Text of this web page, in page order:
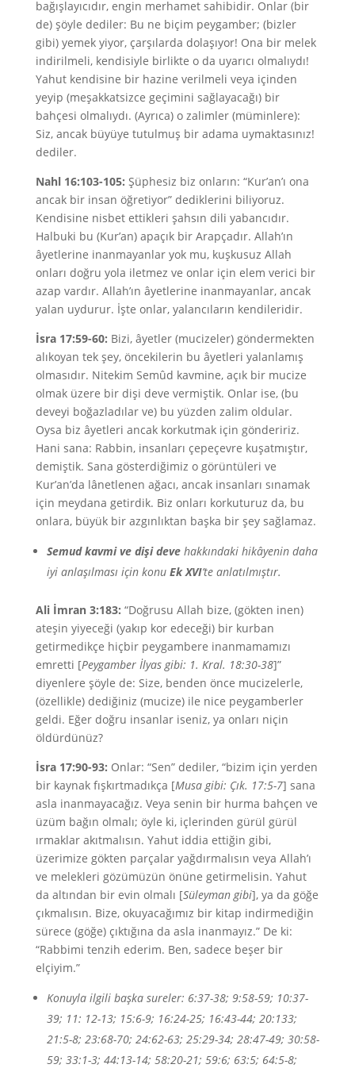
bağışlayıcıdır, engin merhamet sahibidir. Onlar (bir
de) şöyle dediler: Bu ne biçim peygamber; (bizler
gibi) yemek yiyor, çarşılarda dolaşıyor! Ona bir melek
indirilmeli, kendisiyle birlikte o da uyarıcı olmalıydı!
Yahut kendisine bir hazine verilmeli veya içinden
yeyip (meşakkatsizce geçimini sağlayacağı) bir
bahçesi olmalıydı. (Ayrıca) o zalimler (müminlere):
Siz, ancak büyüye tutulmuş bir adama uymaktasınız!
dediler.
Nahl 16:103-105: Şüphesiz biz onların: “Kur’an’ı ona
ancak bir insan öğretiyor” dediklerini biliyoruz.
Kendisine nisbet ettikleri şahsın dili yabancıdır.
Halbuki bu (Kur’an) apaçık bir Arapçadır. Allah’ın
âyetlerine inanmayanlar yok mu, kuşkusuz Allah
onları doğru yola iletmez ve onlar için elem verici bir
azap vardır. Allah’ın âyetlerine inanmayanlar, ancak
yalan uydurur. İşte onlar, yalancıların kendileridir.
İsra 17:59-60: Bizi, âyetler (mucizeler) göndermekten
alıkoyan tek şey, öncekilerin bu âyetleri yalanlamış
olmasıdır. Nitekim Semûd kavmine, açık bir mucize
olmak üzere bir dişi deve vermiştik. Onlar ise, (bu
deveyi boğazladılar ve) bu yüzden zalim oldular.
Oysa biz âyetleri ancak korkutmak için göndeririz.
Hani sana: Rabbin, insanları çepeçevre kuşatmıştır,
demiştik. Sana gösterdiğimiz o görüntüleri ve
Kur’an’da lânetlenen ağacı, ancak insanları sınamak
için meydana getirdik. Biz onları korkuturuz da, bu
onlara, büyük bir azgınlıktan başka bir şey sağlamaz.
Semud kavmi ve dişi devehakkındaki hikâyenin daha
iyi anlaşılması için konu Ek XVI’te anlatılmıştır.
Ali İmran 3:183: “Doğrusu Allah bize, (gökten inen)
ateşin yiyeceği (yakıp kor edeceği) bir kurban
getirmedikçe hiçbir peygambere inanmamamızı
emretti [Peygamber İlyas gibi: 1. Kral. 18:30-38]”
diyenlere şöyle de: Size, benden önce mucizelerle,
(özellikle) dediğiniz (mucize) ile nice peygamberler
geldi. Eğer doğru insanlar iseniz, ya onları niçin
öldürdünüz?
İsra 17:90-93: Onlar: “Sen” dediler, “bizim için yerden
bir kaynak fışkırtmadıkça [Musa gibi: Çık. 17:5-7] sana
asla inanmayacağız. Veya senin bir hurma bahçen ve
üzüm bağın olmalı; öyle ki, içlerinden gürül gürül
ırmaklar akıtmalısın. Yahut iddia ettiğin gibi,
üzerimize gökten parçalar yağdırmalısın veya Allah’ı
ve melekleri gözümüzün önüne getirmelisin. Yahut
da altından bir evin olmalı [Süleyman gibi], ya da göğe
çıkmalısın. Bize, okuyacağımız bir kitap indirmediğin
sürece (göğe) çıktığına da asla inanmayız.” De ki:
“Rabbimi tenzih ederim. Ben, sadece beşer bir
elçiyim.”
Konuyla ilgili başka sureler: 6:37-38; 9:58-59; 10:37-
39; 11: 12-13; 15:6-9; 16:24-25; 16:43-44; 20:133;
21:5-8; 23:68-70; 24:62-63; 25:29-34; 28:47-49; 30:58-
59; 33:1-3; 44:13-14; 58:20-21; 59:6; 63:5; 64:5-8;